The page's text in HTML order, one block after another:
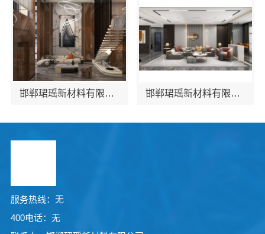
邯郸珺瑶新材料有限公司助力精装交付 邯郸珺瑶新材料有限公司让家装焕然一新
服务热线：无
400电话：无